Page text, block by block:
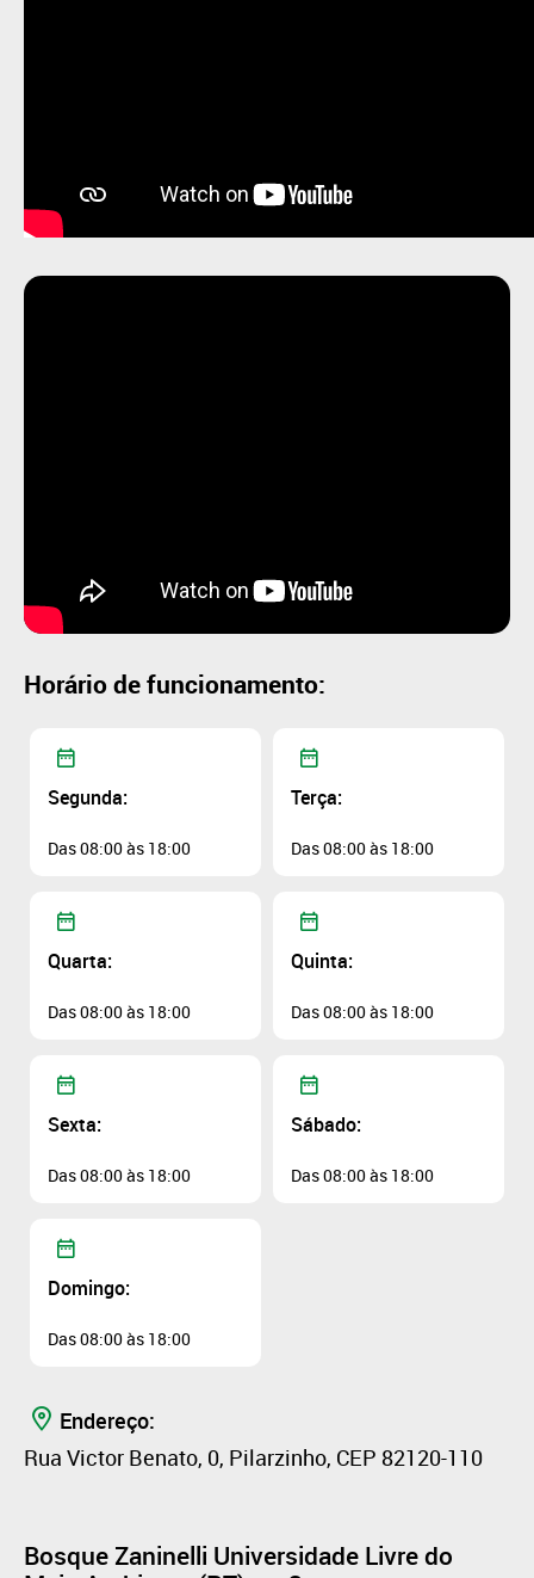
Horário de funcionamento:
Segunda:
Das 08:00 às 18:00
Terça:
Das 08:00 às 18:00
Quarta:
Das 08:00 às 18:00
Quinta:
Das 08:00 às 18:00
Sexta:
Das 08:00 às 18:00
Sábado:
Das 08:00 às 18:00
Domingo:
Das 08:00 às 18:00
Endereço:
Rua Victor Benato, 0, Pilarzinho, CEP 82120-110
Bosque Zaninelli Universidade Livre do